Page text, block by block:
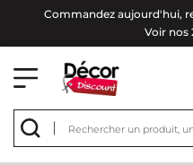
Commandez aujourd'hui,
Voir nos